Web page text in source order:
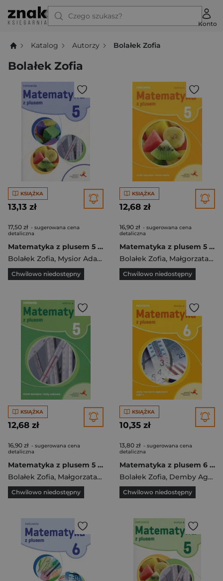
Czego szukasz?
Konto
Katalog Autorzy Bolałek Zofia
Bolałek Zofia
KSIĄŻKA
13,13 zł
17,50 zł - sugerowana cena
detaliczna
Matematyka z plusem 5 Wersja C Zeszyt ćwiczeń
Bolałek Zofia, Mysior Adam
Chwilowo niedostępny
KSIĄŻKA
12,68 zł
16,90 zł - sugerowana cena
detaliczna
Matematyka z plusem 5 Liczby naturalne i ułamki zwykłe A Ćwiczenia Część 1/3 Szkoła podstawowa
Bolałek Zofia, Małgorzata Dobrowolska
Chwilowo niedostępny
KSIĄŻKA
12,68 zł
16,90 zł - sugerowana cena
detaliczna
Matematyka z plusem 5 Ułamki dziesiętne i liczby całkowite A Ćwiczenia Część 3/3 Szkoła podstawowa
Bolałek Zofia, Małgorzata Dobrowolska ,Mysior Adam
Chwilowo niedostępny
KSIĄŻKA
10,35 zł
13,80 zł - sugerowana cena
detaliczna
Matematyka z plusem 6 Liczby i wyrażenia algebraiczne Część 1 Ćwiczenia Wersja A Część 1/3 Szkoła podstawowa
Bolałek Zofia, Demby Agnieszka
Chwilowo niedostępny